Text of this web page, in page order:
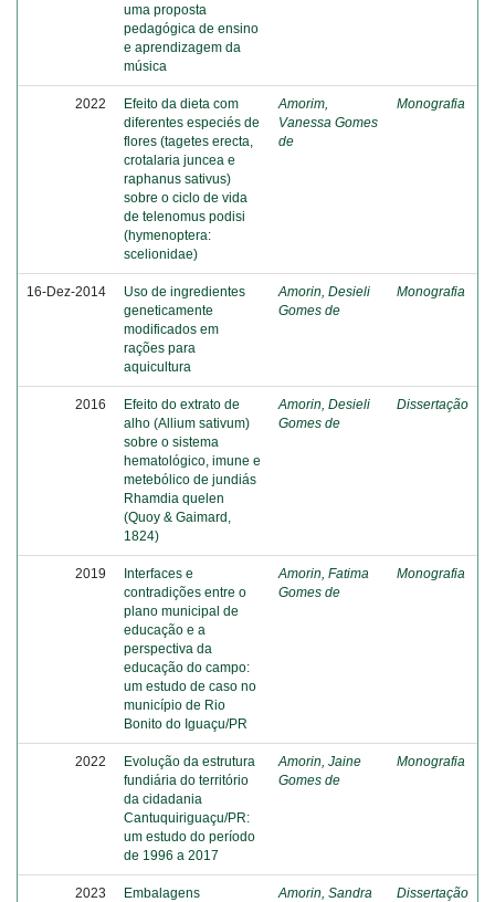
uma proposta
pedagógica de ensino
e aprendizagem da
música
2022
Efeito da dieta com
diferentes especiés de
flores (tagetes erecta,
crotalaria juncea e
raphanus sativus)
sobre o ciclo de vida
de telenomus podisi
(hymenoptera:
scelionidae)
Amorim,
Vanessa Gomes
de
Monografia
16-Dez-2014
Uso de ingredientes
geneticamente
modificados em
rações para
aquicultura
Amorin, Desieli
Gomes de
Monografia
2016
Efeito do extrato de
alho (Allium sativum)
sobre o sistema
hematológico, imune e
metebólico de jundiás
Rhamdia quelen
(Quoy & Gaimard,
1824)
Amorin, Desieli
Gomes de
Dissertação
2019
Interfaces e
contradições entre o
plano municipal de
educação e a
perspectiva da
educação do campo:
um estudo de caso no
município de Rio
Bonito do Iguaçu/PR
Amorin, Fatima
Gomes de
Monografia
2022
Evolução da estrutura
fundiária do território
da cidadania
Cantuquiriguaçu/PR:
um estudo do período
de 1996 a 2017
Amorin, Jaine
Gomes de
Monografia
2023
Embalagens
Amorin, Sandra
Dissertação